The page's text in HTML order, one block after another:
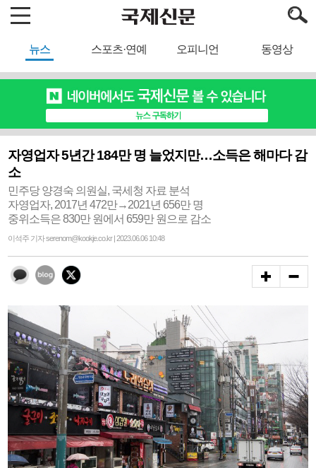
뉴스 스포츠·연예 오피니언 동영상
자영업자 5년간 184만 명 늘었지만…소득은 해마다 감
소
민주당 양경숙 의원실, 국세청 자료 분석
자영업자, 2017년 472만→2021년 656만 명
중위소득은 830만 원에서 659만 원으로 감소
이석주 기자 serenom@kookje.co.kr | 2023.06.06 10:48